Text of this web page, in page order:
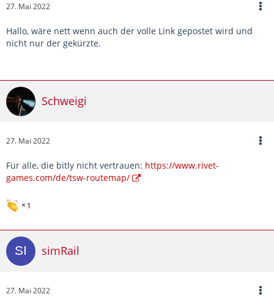
27. Mai 2022
Hallo, wäre nett wenn auch der volle Link gepostet wird und
nicht nur der gekürzte.
Schweigi
27. Mai 2022
Für alle, die bitly nicht vertrauen: https://www.rivet-
games.com/de/tsw-routemap/
1
simRail
27. Mai 2022